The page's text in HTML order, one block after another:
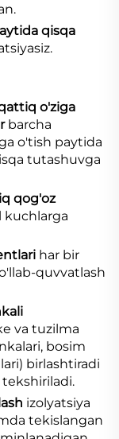
qisqa
o'ziga
barcha
o'tish paytida
tutashuvga
qog'oz
kuchlarga
har bir
quvvatlash
va tuzilma
bosim
birlashtiradi
izolyatsiya
tekislangan